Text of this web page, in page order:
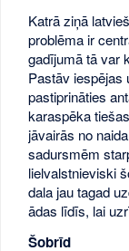
Katrā ziņā
problēma ir
gadījumā tā var
Pastāv iespējas
pastiprināties
karaspēka
jāvairās no
sadursmēm
lielvalstnieviski
dala jau tagad
ādas līdīs, lai
Šobrīd